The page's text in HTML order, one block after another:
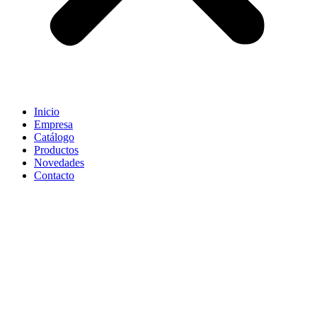
Inicio
Empresa
Catálogo
Productos
Novedades
Contacto